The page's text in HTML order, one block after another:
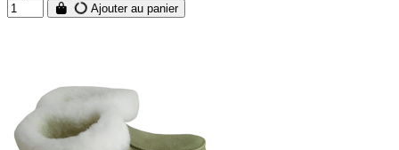
Ajouter au panier